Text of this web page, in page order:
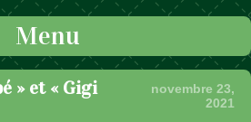
Menu
» et « Gigi
novembre 23,
2021